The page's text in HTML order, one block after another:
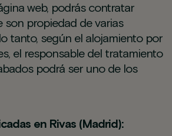
web, podrás contratar
son propiedad de varias
tanto, según el alojamiento por
el responsable del tratamiento
podrá ser uno de los
en Rivas (Madrid):